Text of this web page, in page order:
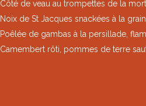
Côté de veau au trompettes de la
Noix de St Jacques snackées à la
Poêlée de gambas à la persillade,
Camembert rôti, pommes de terre